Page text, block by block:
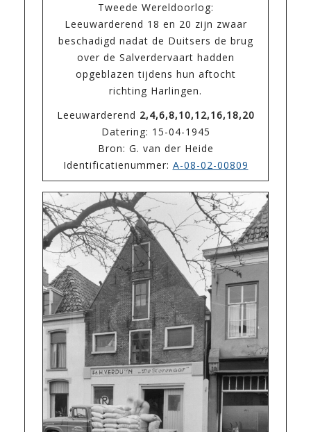
Tweede Wereldoorlog:
Leeuwarderend 18 en 20 zijn zwaar
beschadigd nadat de Duitsers de brug
over de Salverdervaart hadden
opgeblazen tijdens hun aftocht
richting Harlingen.
Leeuwarderend 2,4,6,8,10,12,16,18,20
Datering: 15-04-1945
Bron: G. van der Heide
Identificatienummer: A-08-02-00809